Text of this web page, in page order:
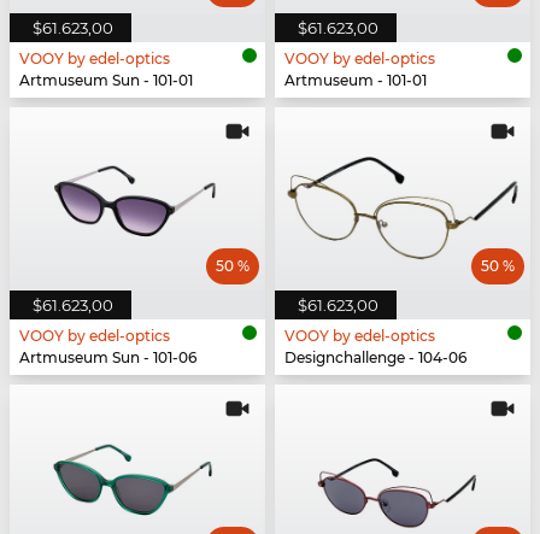
$61.623,00
VOOY by edel-optics
Artmuseum Sun - 101-01
$61.623,00
VOOY by edel-optics
Artmuseum - 101-01
$61.623,00
50 %
VOOY by edel-optics
Artmuseum Sun - 101-06
$61.623,00
50 %
VOOY by edel-optics
Designchallenge - 104-06